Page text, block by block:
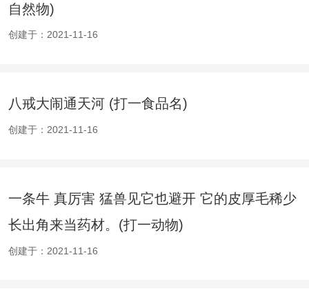
自然物)
创建于：2021-11-16
八戒大闹通天河 (打一食品名)
创建于：2021-11-16
一条牛 真厉害 猛兽见它也避开 它的皮厚毛稀少
长出角来当药材。(打一动物)
创建于：2021-11-16